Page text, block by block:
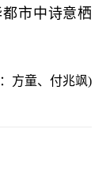
市中诗意栖
方童、付兆飒)